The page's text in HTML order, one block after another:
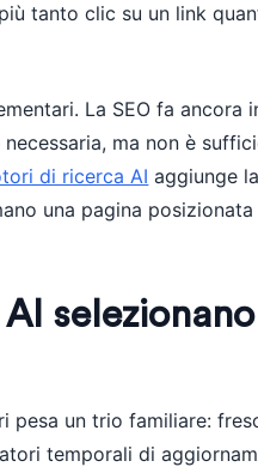
tanto clic su un link
La SEO fa
ma non è
di ricerca AI aggiunge
una pagina
pesa un trio familiare:
temporali di